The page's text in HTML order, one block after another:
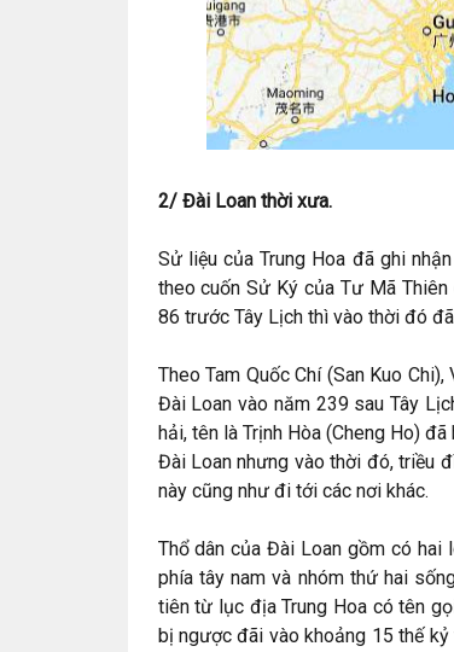
2/ Đài Loan thời xưa.
Sử liệu của Trung Hoa đã ghi
theo cuốn Sử Ký của Tư Mã
86 trước Tây Lịch thì vào thời đó
Theo Tam Quốc Chí (San Kuo
Đài Loan vào năm 239 sau Tây
hải, tên là Trịnh Hòa (Cheng Ho)
Đài Loan nhưng vào thời đó, triều
này cũng như đi tới các nơi khác.
Thổ dân của Đài Loan gồm có hai
phía tây nam và nhóm thứ hai
tiên từ lục địa Trung Hoa có tên
bị ngược đãi vào khoảng 15 thế